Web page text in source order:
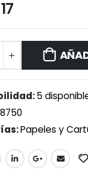
17
5
Papeles y